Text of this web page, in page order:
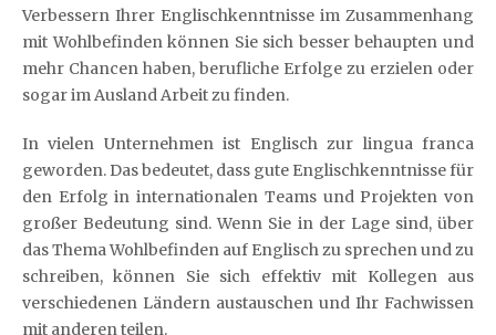
Verbessern Ihrer Englischkenntnisse im Zusammenhang
mit Wohlbefinden können Sie sich besser behaupten und
mehr Chancen haben, berufliche Erfolge zu erzielen oder
sogar im Ausland Arbeit zu finden.
In vielen Unternehmen ist Englisch zur lingua franca
geworden. Das bedeutet, dass gute Englischkenntnisse für
den Erfolg in internationalen Teams und Projekten von
großer Bedeutung sind. Wenn Sie in der Lage sind, über
das Thema Wohlbefinden auf Englisch zu sprechen und zu
schreiben, können Sie sich effektiv mit Kollegen aus
verschiedenen Ländern austauschen und Ihr Fachwissen
mit anderen teilen.